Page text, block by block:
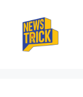
content